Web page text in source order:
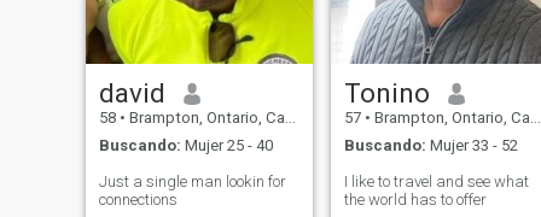
matrimonio y quiero vivir en
Canadá entonces me
mensaje.
david
58 • Brampton, Ontario, Canadá
Buscando: Mujer 25 - 40
Just a single man lookin for
connections
Tonino
57 • Brampton, Ontario, Canadá
Buscando: Mujer 33 - 52
I like to travel and see what
the world has to offer